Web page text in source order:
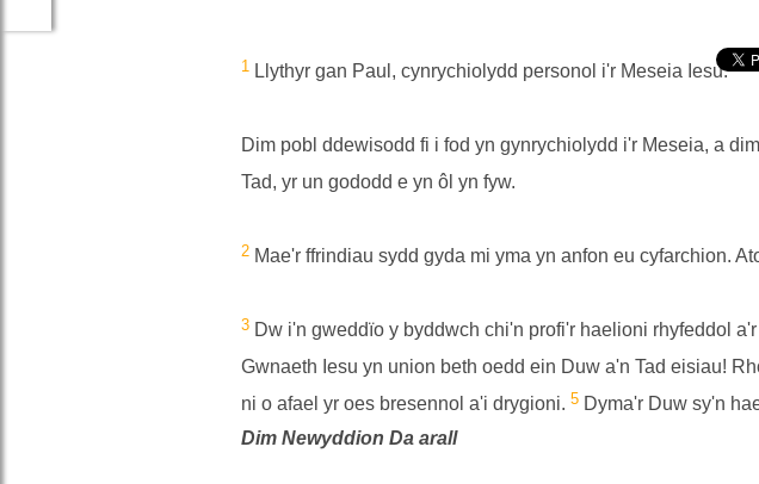
1 Llythyr gan Paul, cynrychiolydd personol i'r Meseia Iesu.
Dim pobl ddewisodd fi i fod yn gynrychiolydd i'r Meseia, a
Tad, yr un gododd e yn ôl yn fyw.
2 Mae'r ffrindiau sydd gyda mi yma yn anfon eu cyfarchion.
3 Dw i'n gweddïo y byddwch chi'n profi'r haelioni rhyfeddol
Gwnaeth Iesu yn union beth oedd ein Duw a'n Tad eisiau!
ni o afael yr oes bresennol a'i drygioni. 5 Dyma'r Duw sy'n
Dim Newyddion Da arall